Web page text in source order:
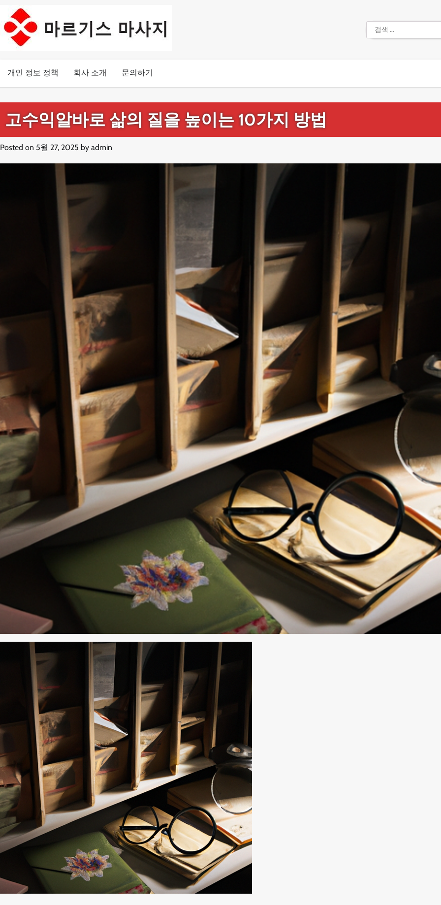
content
색:
개인 정보 정책 회사 소개 문의하기
고수익알바로 삶의 질을 높이는 10가지 방법
Posted on 5월 27, 2025 by admin